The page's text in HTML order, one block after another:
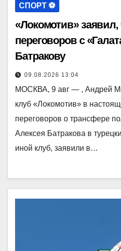
СПОРТ ⚽️
«Локомотив» заявил,
переговоров с
Батракову
09.08.2026 13:04
МОСКВА, 9 авг — , Андрей
клуб «Локомотив» в
переговоров о трансфере
Алексея Батракова в
иной клуб, заявили в…